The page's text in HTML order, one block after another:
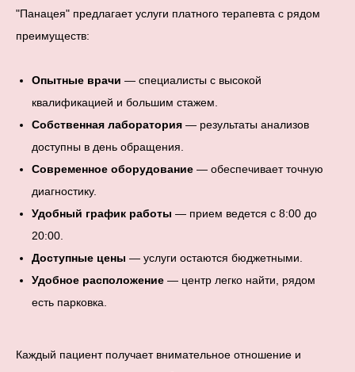
"Панацея" предлагает услуги платного терапевта с рядом
преимуществ:
Опытные врачи — специалисты с высокой
квалификацией и большим стажем.
Собственная лаборатория — результаты анализов
доступны в день обращения.
Современное оборудование — обеспечивает точную
диагностику.
Удобный график работы — прием ведется с 8:00 до
20:00.
Доступные цены — услуги остаются бюджетными.
Удобное расположение — центр легко найти, рядом
есть парковка.
Каждый пациент получает внимательное отношение и